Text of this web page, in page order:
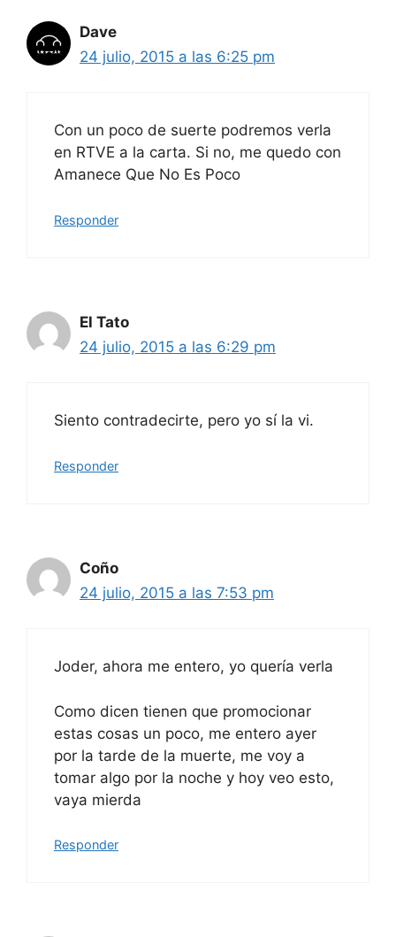
Dave
24 julio, 2015 a las 6:25 pm
Con un poco de suerte podremos verla
en RTVE a la carta. Si no, me quedo con
Amanece Que No Es Poco
Responder
El Tato
24 julio, 2015 a las 6:29 pm
Siento contradecirte, pero yo sí la vi.
Responder
Coño
24 julio, 2015 a las 7:53 pm
Joder, ahora me entero, yo quería verla
Como dicen tienen que promocionar
estas cosas un poco, me entero ayer
por la tarde de la muerte, me voy a
tomar algo por la noche y hoy veo esto,
vaya mierda
Responder